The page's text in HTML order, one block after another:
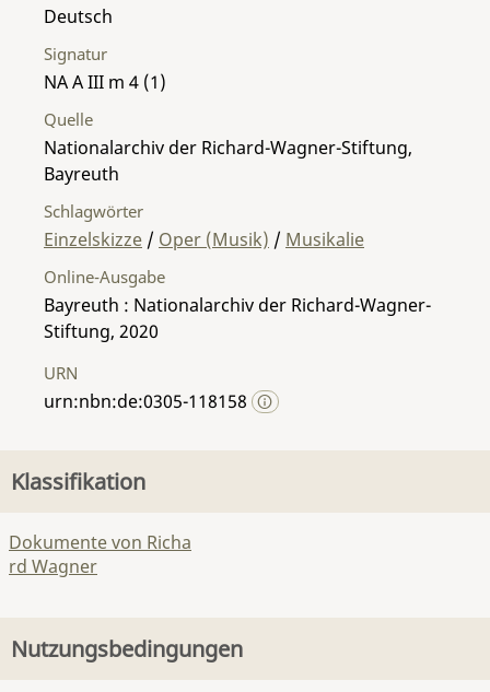
Deutsch
Signatur
NA A III m 4 (1)
Quelle
Nationalarchiv der Richard-Wagner-Stiftung,
Bayreuth
Schlagwörter
Einzelskizze / Oper (Musik) / Musikalie
Online-Ausgabe
Bayreuth : Nationalarchiv der Richard-Wagner-
Stiftung, 2020
URN
urn:nbn:de:0305-118158
Klassifikation
Dokumente von Richa
rd Wagner
Nutzungsbedingungen